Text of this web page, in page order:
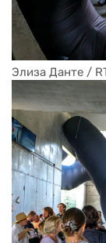
Элиза Данте /